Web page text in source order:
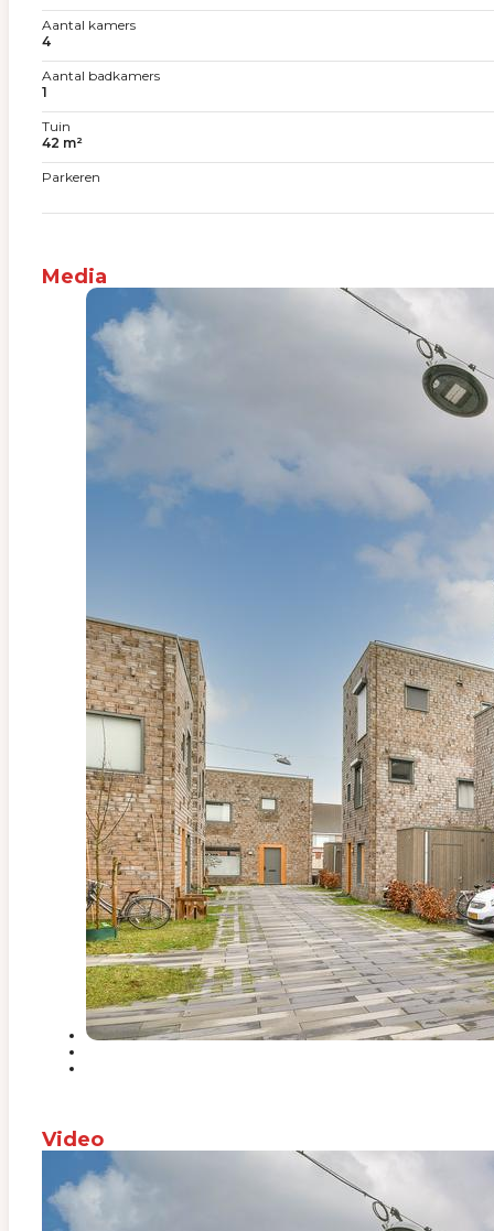
Aantal kamers
4
Aantal badkamers
1
Tuin
42 m²
Parkeren
Media
Video